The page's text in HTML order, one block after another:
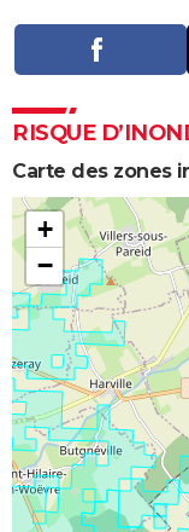
Bricolage
Lifestyle
Culture
Sport
Auto
Television
Voyage
Cinema
RISQUE
Carte des zones
+
−